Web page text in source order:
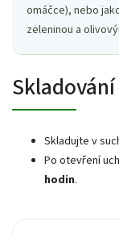
omáčce), nebo
zeleninou a
Skladování
Skladujte v
Po otevření
hodin.